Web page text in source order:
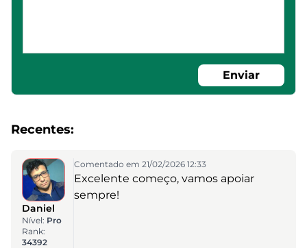
Enviar
Recentes:
Daniel
Nível: Pro
Rank:
34392
Comentado em 21/02/2026 12:33
Excelente começo, vamos apoiar
sempre!